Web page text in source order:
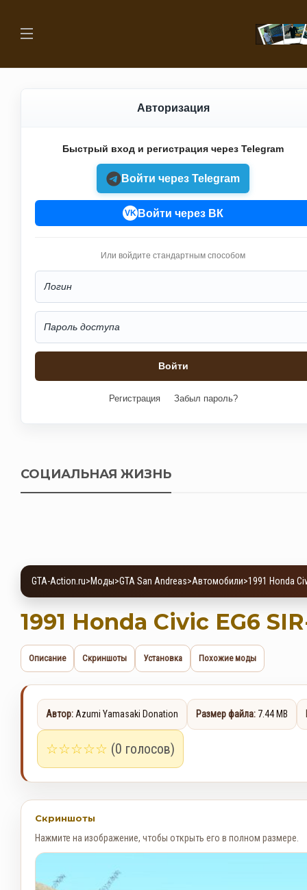
Авторизация
Быстрый вход и регистрация через Telegram
Войти через Telegram
VK Войти через ВК
Или войдите стандартным способом
Регистрация Забыл пароль?
СОЦИАЛЬНАЯ ЖИЗНЬ
GTA-Action.ru>Моды>GTA San Andreas>Автомобили>1991 Honda
1991 Honda Civic EG6
Описание Скриншоты Установка Похожие моды
Автор: Azumi Yamasaki Donation Размер файла: 7.44 MB
☆☆☆☆☆ (0 голосов)
Скриншоты
Нажмите на изображение, чтобы открыть его в полном размере.